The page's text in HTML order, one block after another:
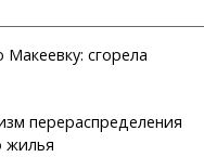
сгорела
перераспределения
жилья